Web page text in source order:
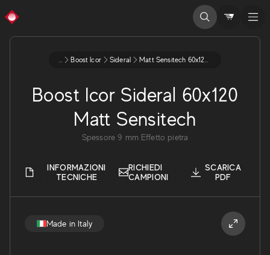
Made in Italy
... Boost Icor Sideral Matt Sensitech 60x120 9 Ax6d
Boost Icor Sideral 60x120
Matt Sensitech
Spessore 9 mm Effetto pietra
INFORMAZIONI
TECNICHE
RICHIEDI
CAMPIONI
SCARICA
PDF